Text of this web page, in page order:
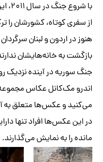
با
از سفری کوتاه، کشورشان
هنوز در اردون و لبنان
بازگشت به خانه‌هایشان
جنگ سوریه در آینده‌ نزدیک
اندرو مک‌کانل عکاس
می‌کنید و عکس‌ها متعلق به
در این عکس‌ها افراد تنها
مانده را به نمایش می‌گذارند.